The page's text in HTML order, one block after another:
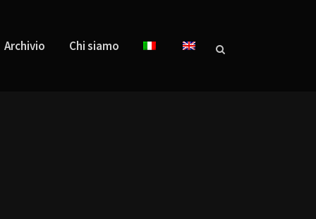
Archivio Chi siamo